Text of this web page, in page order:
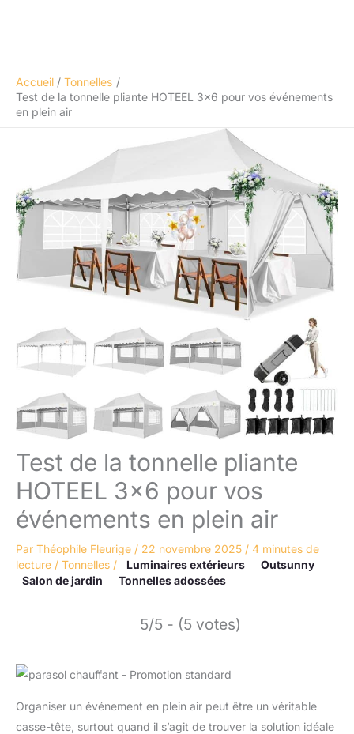
Accueil
Tonnelles
Test de la tonnelle pliante HOTEEL 3×6 pour vos événements
en plein air
Test de la tonnelle pliante
HOTEEL 3×6 pour vos
événements en plein air
Par Théophile Fleurige / 22 novembre 2025 / 4 minutes de
lecture / Tonnelles / Luminaires extérieurs
Outsunny
Salon de jardin
Tonnelles adossées
5/5 - (5 votes)
Organiser un événement en plein air peut être un véritable
casse-tête, surtout quand il s’agit de trouver la solution idéale